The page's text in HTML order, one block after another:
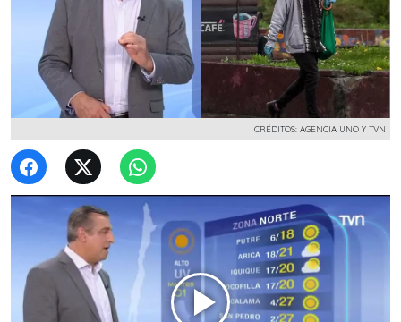
CRÉDITOS: AGENCIA UNO Y TVN